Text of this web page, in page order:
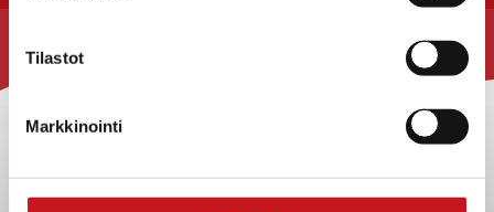
Tilastot
Markkinointi
Rautalammin kunta
Kuntainfo
sopimukset